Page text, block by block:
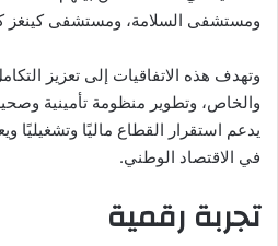
ومستشفى السلامة، ومستشفى كينغز
وتهدف هذه الاتفاقيات إلى تعزيز
والخاص، وتطوير منظومة تأمينية
يدعم استقرار القطاع ماليًا وتشغيليًا
في الاقتصاد الوطني.
تجربة رقمية